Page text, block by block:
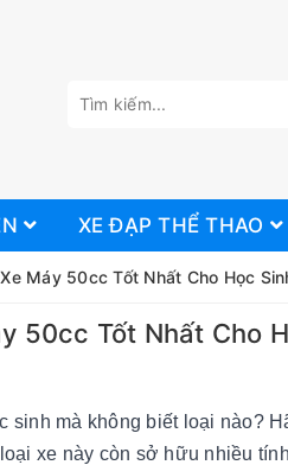
XE ĐẠP THỂ THAO
Máy 50cc Tốt Nhất Cho Học
50cc Tốt Nhất Cho
sinh mà không biết loại nào?
xe này còn sở hữu nhiều